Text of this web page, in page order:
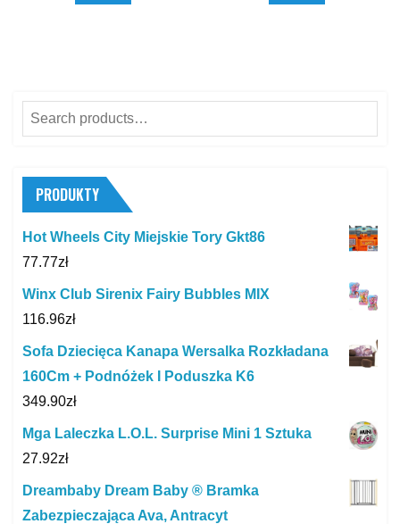
Search
for:
PRODUKTY
Hot Wheels City Miejskie Tory Gkt86
77.77zł
Winx Club Sirenix Fairy Bubbles MIX
116.96zł
Sofa Dziecięca Kanapa Wersalka Rozkładana
160Cm + Podnóżek I Poduszka K6
349.90zł
Mga Laleczka L.O.L. Surprise Mini 1 Sztuka
27.92zł
Dreambaby Dream Baby ® Bramka
Zabezpieczająca Ava, Antracyt